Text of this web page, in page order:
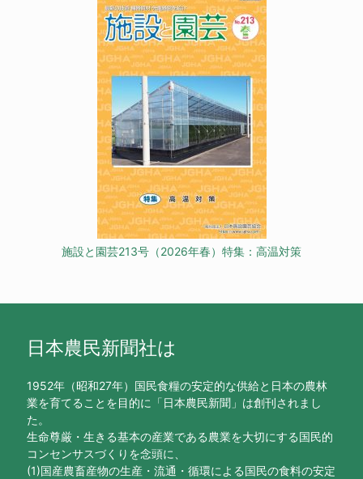
施設と園芸213号（2026年春）特集：高温対策
日本農民新聞社は
1952年（昭和27年）国民食糧の安定的な供給と日本の農林
業を育てることを目的に「日本農民新聞」は創刊されまし
た。
生命尊厳・生きる基本の産業である農業を大切にする国民的
コンセンサスづくりを念頭に、
(1)国産農畜産物の生産・流通・循環による国民の食料の安定